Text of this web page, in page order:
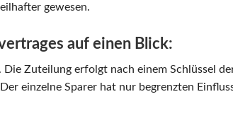
gewesen.
auf einen Blick:
Zuteilung erfolgt nach einem Schlüssel
einzelne Sparer hat nur begrenzten